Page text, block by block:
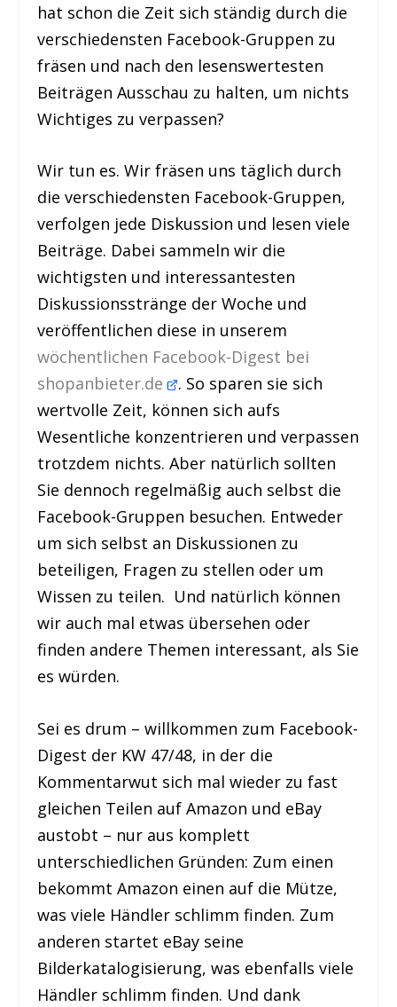
hat schon die Zeit sich ständig durch die
verschiedensten Facebook-Gruppen zu
fräsen und nach den lesenswertesten
Beiträgen Ausschau zu halten, um nichts
Wichtiges zu verpassen?
Wir tun es. Wir fräsen uns täglich durch
die verschiedensten Facebook-Gruppen,
verfolgen jede Diskussion und lesen viele
Beiträge. Dabei sammeln wir die
wichtigsten und interessantesten
Diskussionsstränge der Woche und
veröffentlichen diese in unserem
wöchentlichen Facebook-Digest bei
shopanbieter.de . So sparen sie sich
wertvolle Zeit, können sich aufs
Wesentliche konzentrieren und verpassen
trotzdem nichts. Aber natürlich sollten
Sie dennoch regelmäßig auch selbst die
Facebook-Gruppen besuchen. Entweder
um sich selbst an Diskussionen zu
beteiligen, Fragen zu stellen oder um
Wissen zu teilen. Und natürlich können
wir auch mal etwas übersehen oder
finden andere Themen interessant, als Sie
es würden.
Sei es drum – willkommen zum Facebook-
Digest der KW 47/48, in der die
Kommentarwut sich mal wieder zu fast
gleichen Teilen auf Amazon und eBay
austobt – nur aus komplett
unterschiedlichen Gründen: Zum einen
bekommt Amazon einen auf die Mütze,
was viele Händler schlimm finden. Zum
anderen startet eBay seine
Bilderkatalogisierung, was ebenfalls viele
Händler schlimm finden. Und dank